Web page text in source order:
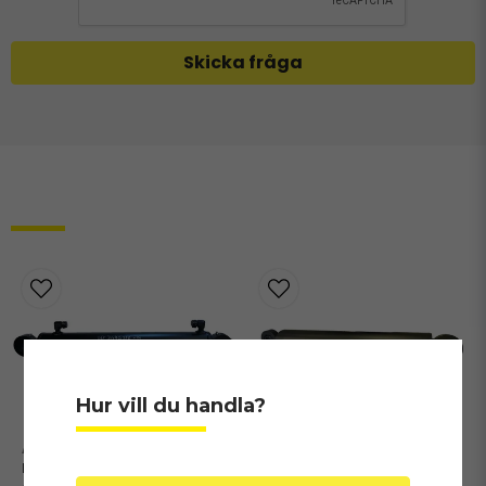
Skicka fråga
Hydraulcylinder till
Hur vill du handla?